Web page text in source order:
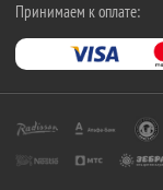
Принимаем к оплате: